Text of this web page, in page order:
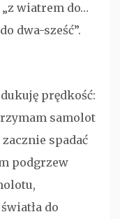
wiatrem do…
dwa-sześć”.
prędkość:
samolot
spadać
podgrzew
do